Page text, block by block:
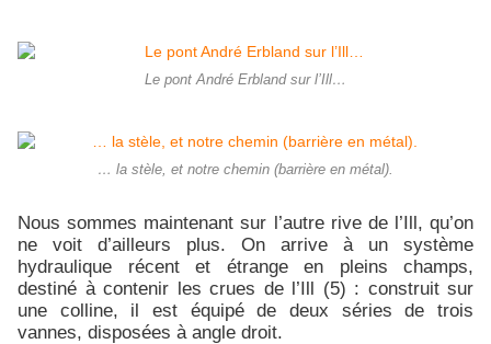
Le pont André Erbland sur l’Ill…
… la stèle, et notre chemin (barrière en métal).
Nous sommes maintenant sur l’autre rive de l’Ill, qu’on
ne voit d’ailleurs plus. On arrive à un système
hydraulique récent et étrange en pleins champs,
destiné à contenir les crues de l’Ill (5) : construit sur
une colline, il est équipé de deux séries de trois
vannes, disposées à angle droit.